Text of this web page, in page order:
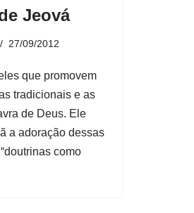
Jeová
27/09/2012
que promovem
tradicionais e as
de Deus. Ele
a adoração dessas
como